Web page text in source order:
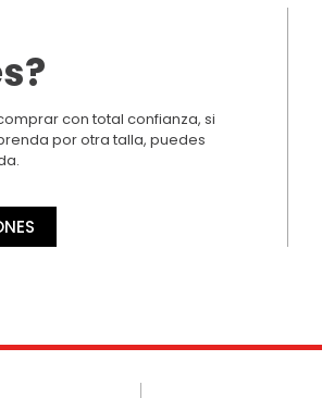
con total confianza, si
por otra talla, puedes